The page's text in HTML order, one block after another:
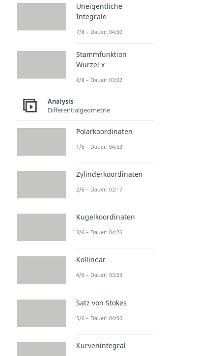
Uneigentliche
Integrale
7/8 – Dauer: 04:50
Stammfunktion
Wurzel x
8/8 – Dauer: 03:02
Analysis
Differentialgeometrie
Polarkoordinaten
1/6 – Dauer: 04:53
Zylinderkoordinaten
2/6 – Dauer: 03:17
Kugelkoordinaten
3/6 – Dauer: 04:26
Kollinear
4/6 – Dauer: 03:59
Satz von Stokes
5/6 – Dauer: 04:06
Kurvenintegral